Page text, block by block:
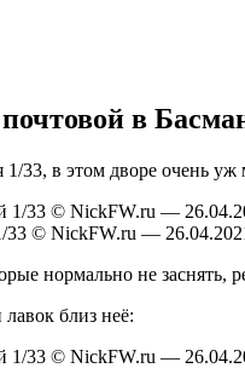
в
33, в этом дворе очень уж
33 © NickFW.ru —
нормально не заснять,
близ неё: